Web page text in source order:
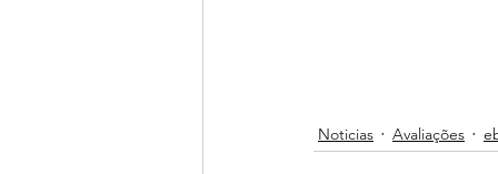
Noticias Avaliações